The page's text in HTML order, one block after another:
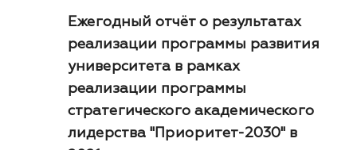
Ежегодный отчёт о результатах
реализации программы развития
университета в рамках
реализации программы
стратегического академического
лидерства "Приоритет-2030" в